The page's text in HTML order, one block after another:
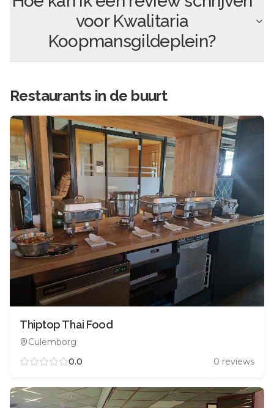
voor Kwalitaria
Koopmansgildeplein?
Restaurants in de buurt
Thiptop Thai Food
Culemborg
0.0
0 reviews